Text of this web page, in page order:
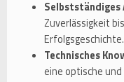
Selbstständiges
Zuverlässigkeit
Erfolgsgeschichte.
Technisches
eine optische